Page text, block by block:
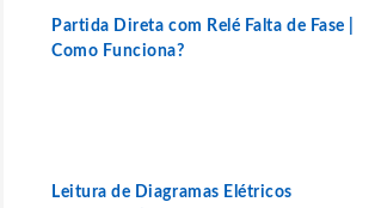
Partida Direta com Relé Falta de Fase |
Como Funciona?
Leitura de Diagramas Elétricos